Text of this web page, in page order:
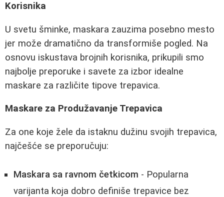
Korisnika
U svetu šminke, maskara zauzima posebno mesto
jer može dramatično da transformiše pogled. Na
osnovu iskustava brojnih korisnika, prikupili smo
najbolje preporuke i savete za izbor idealne
maskare za različite tipove trepavica.
Maskare za Produžavanje Trepavica
Za one koje žele da istaknu dužinu svojih trepavica,
najčešće se preporučuju:
Maskara sa ravnom četkicom - Popularna
varijanta koja dobro definiše trepavice bez